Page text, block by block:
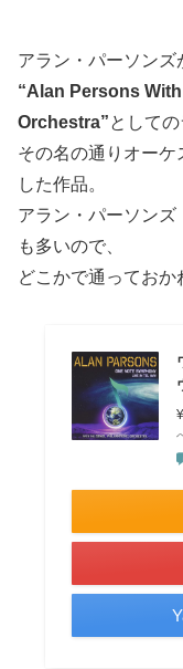
アラン・パーソンズ
“Alan Persons
Orchestra”としての
その名の通りオーケ
した作品。
アラン・パーソンズ
も多いので、
どこかで通っておか